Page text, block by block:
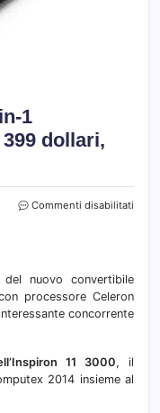
1
dollari,
Commenti disabilitati
2-
in-
1
nuovo convertibile
processore Celeron
concorrente
11 3000, il
2014 insieme al